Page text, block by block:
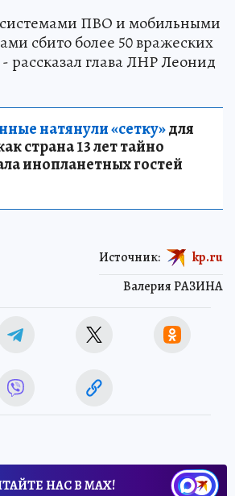
системами ПВО и мобильными
сбито более 50 вражеских
рассказал глава ЛНР Леонид
натянули «сетку»для
страна 13 лет тайно
инопланетных гостей
Валерия РАЗИНА
Источник: kp.ru
НАС В МАХ!